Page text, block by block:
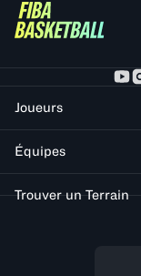
Joueurs
Équipes
Trouver un Terrain